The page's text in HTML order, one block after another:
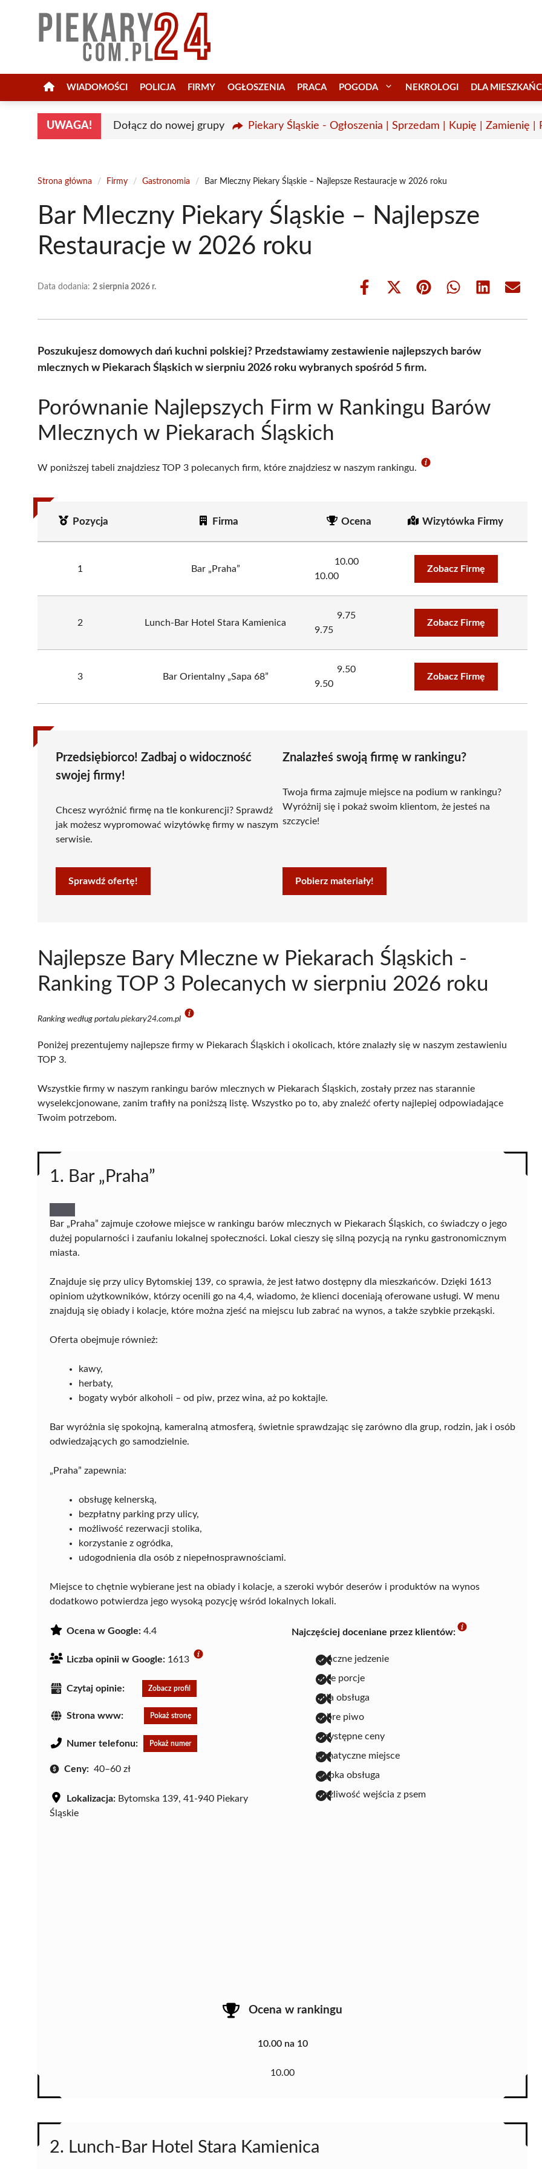
WIADOMOŚCI POLICJA FIRMY OGŁOSZENIA PRACA POGODA NEKROLOGI DLA
UWAGA! Dołącz do nowej grupy Piekary Śląskie - Ogłoszenia | Sprzedam | Kupię | Zamienię |
Strona główna / Firmy / Gastronomia / Bar Mleczny Piekary Śląskie – Najlepsze Restauracje w 2026 roku
Bar Mleczny Piekary Śląskie – Najlepsze
Restauracje w 2026 roku
Data dodania: 2 sierpnia 2026 r.
Share
Share
(Twitter)
Share Share Share Share
Poszukujesz domowych dań kuchni polskiej? Przedstawiamy zestawienie najlepszych barów
mlecznych w Piekarach Śląskich w sierpniu 2026 roku wybranych spośród 5 firm.
Porównanie Najlepszych Firm w Rankingu Barów
Mlecznych w Piekarach Śląskich
W poniższej tabeli znajdziesz TOP 3 polecanych firm, które znajdziesz w naszym rankingu.
Pozycja Firma Ocena Wizytówka Firmy
1 Bar „Praha”
10.00
10.00
Zobacz Firmę
2 Lunch-Bar Hotel Stara Kamienica
9.75
9.75
Zobacz Firmę
3 Bar Orientalny „Sapa 68”
9.50
9.50
Zobacz Firmę
Przedsiębiorco! Zadbaj o widoczność
swojej firmy!
Chcesz wyróżnić firmę na tle konkurencji? Sprawdź
jak możesz wypromować wizytówkę firmy w naszym
serwisie.
Sprawdź ofertę!
Znalazłeś swoją firmę w rankingu?
Twoja firma zajmuje miejsce na podium w rankingu?
Wyróżnij się i pokaż swoim klientom, że jesteś na
szczycie!
Pobierz materiały!
Najlepsze Bary Mleczne w Piekarach Śląskich -
Ranking TOP 3 Polecanych w sierpniu 2026 roku
Ranking według portalu piekary24.com.pl
Poniżej prezentujemy najlepsze firmy w Piekarach Śląskich i okolicach, które znalazły się w naszym zestawieniu
TOP 3.
Wszystkie firmy w naszym rankingu barów mlecznych w Piekarach Śląskich, zostały przez nas starannie
wyselekcjonowane, zanim trafiły na poniższą listę. Wszystko po to, aby znaleźć oferty najlepiej odpowiadające
Twoim potrzebom.
1. Bar „Praha”
Bar „Praha” zajmuje czołowe miejsce w rankingu barów mlecznych w Piekarach Śląskich, co świadczy o jego
dużej popularności i zaufaniu lokalnej społeczności. Lokal cieszy się silną pozycją na rynku gastronomicznym
miasta.
Znajduje się przy ulicy Bytomskiej 139, co sprawia, że jest łatwo dostępny dla mieszkańców. Dzięki 1613
opiniom użytkowników, którzy ocenili go na 4,4, wiadomo, że klienci doceniają oferowane usługi. W menu
znajdują się obiady i kolacje, które można zjeść na miejscu lub zabrać na wynos, a także szybkie przekąski.
Oferta obejmuje również:
kawy,
herbaty,
bogaty wybór alkoholi – od piw, przez wina, aż po koktajle.
Bar wyróżnia się spokojną, kameralną atmosferą, świetnie sprawdzając się zarówno dla grup, rodzin, jak i osób
odwiedzających go samodzielnie.
„Praha” zapewnia:
obsługę kelnerską,
bezpłatny parking przy ulicy,
możliwość rezerwacji stolika,
korzystanie z ogródka,
udogodnienia dla osób z niepełnosprawnościami.
Miejsce to chętnie wybierane jest na obiady i kolacje, a szeroki wybór deserów i produktów na wynos
dodatkowo potwierdza jego wysoką pozycję wśród lokalnych lokali.
Ocena w Google: 4.4
Liczba opinii w Google: 1613
Czytaj opinie: Zobacz profil
Strona www: Pokaż stronę
Numer telefonu: Pokaż numer
Ceny: 40–60 zł
Lokalizacja: Bytomska 139, 41-940 Piekary
Śląskie
Najczęściej doceniane przez klientów:
smaczne jedzenie
duże porcje
miła obsługa
dobre piwo
przystępne ceny
klimatyczne miejsce
szybka obsługa
możliwość wejścia z psem
Ocena w rankingu
10.00 na 10
10.00
2. Lunch-Bar Hotel Stara Kamienica